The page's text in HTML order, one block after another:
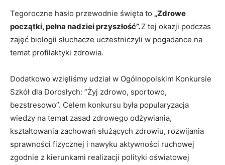
Tegoroczne hasło przewodnie święta to „Zdrowe
początki, pełna nadziei przyszłość”.Z tej okazji podczas
zajęć biologii słuchacze uczestniczyli w pogadance na
temat profilaktyki zdrowia.
Dodatkowo wzięliśmy udział w Ogólnopolskim Konkursie
Szkół dla Dorosłych: “Żyj zdrowo, sportowo,
bezstresowo”. Celem konkursu była popularyzacja
wiedzy na temat zasad zdrowego odżywiania,
kształtowania zachowań służących zdrowiu, rozwijania
sprawności fizycznej i nawyku aktywności ruchowej
zgodnie z kierunkami realizacji polityki oświatowej